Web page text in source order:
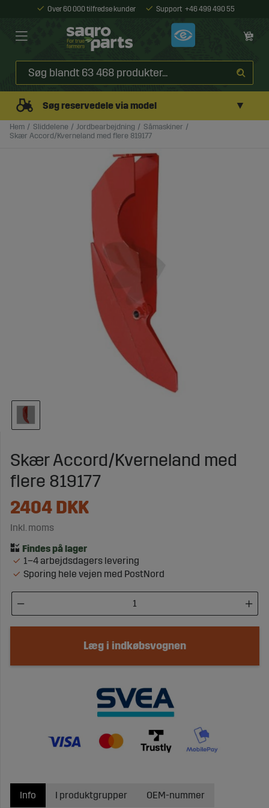
Over 60 000 tilfredse kunder Support +46 499 490 55
Søg reservedele via model ▼
Hem Sliddelene Jordbearbejdning
Såmaskiner
Skær Accord/Kverneland med flere 819177
Skær Accord/Kverneland med
flere 819177
2404DKK
Inkl. moms
1–4 arbejdsdagers levering
Sporing hele vejen med PostNord
Læg i indkøbsvognen
Info I produktgrupper OEM-nummer